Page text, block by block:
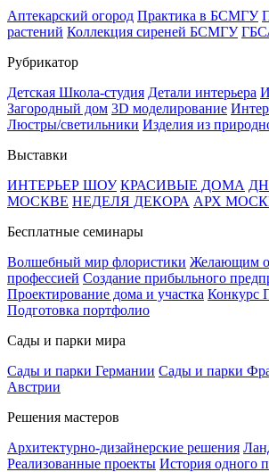
Аптекарский огород Практика в БСМГУ
растений Коллекция сиреней БСМГУ
Рубрикатор
Детская Школа-студия Детали интерьера
Загородный дом 3D моделирование
Люстры/светильники Изделия из
Выставки
ИНТЕРЬЕР ШОУ КРАСИВЫЕ ДОМА
МОСКВЕ НЕДЕЛЯ ДЕКОРА АРХ
Бесплатные семинары
Волшебный мир флористики Желающим
профессией Создание прибыльного
Проектирование дома и участка Конкурс
Подготовка портфолио
Сады и парки мира
Сады и парки Германии Сады и парки
Австрии
Решения мастеров
Архитектурно-дизайнерские решения
Реализованные проекты История одного